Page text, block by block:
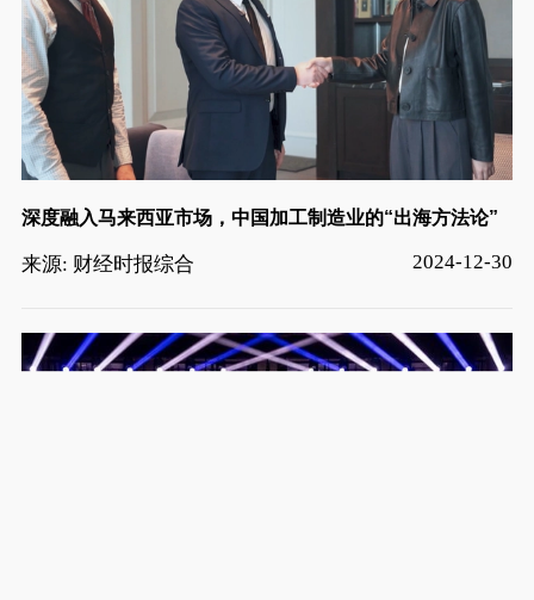
深度融入马来西亚市场，中国加工制造业的“出海方法论”
来源: 财经时报综合 2024-12-30